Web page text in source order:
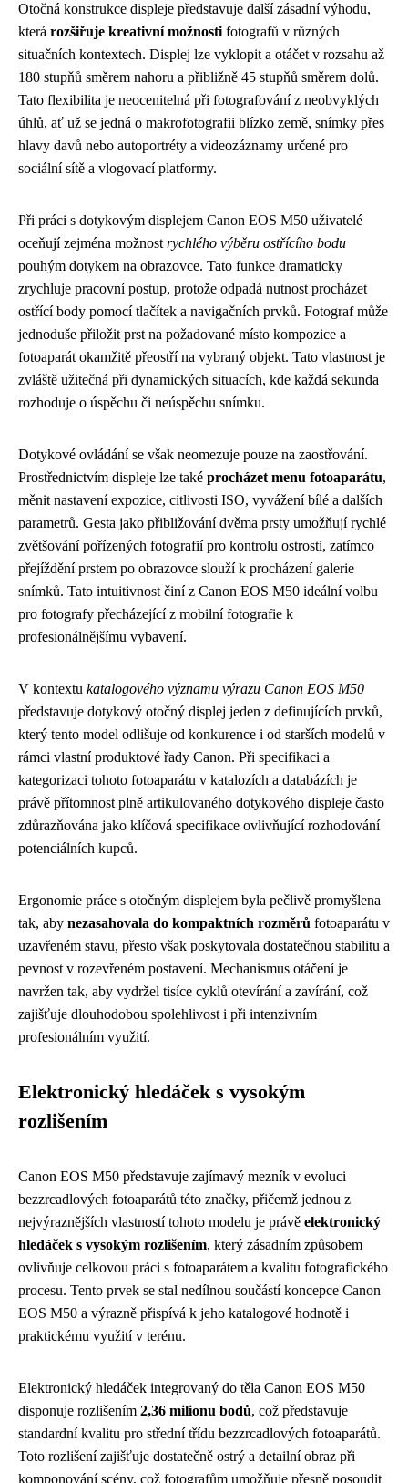
Otočná konstrukce displeje představuje další zásadní výhodu,
která rozšiřuje kreativní možnosti fotografů v různých
situačních kontextech. Displej lze vyklopit a otáčet v rozsahu až
180 stupňů směrem nahoru a přibližně 45 stupňů směrem dolů.
Tato flexibilita je neocenitelná při fotografování z neobvyklých
úhlů, ať už se jedná o makrofotografii blízko země, snímky přes
hlavy davů nebo autoportréty a videozáznamy určené pro
sociální sítě a vlogovací platformy.
Při práci s dotykovým displejem Canon EOS M50 uživatelé
oceňují zejména možnost rychlého výběru ostřícího bodu
pouhým dotykem na obrazovce. Tato funkce dramaticky
zrychluje pracovní postup, protože odpadá nutnost procházet
ostřící body pomocí tlačítek a navigačních prvků. Fotograf může
jednoduše přiložit prst na požadované místo kompozice a
fotoaparát okamžitě přeostří na vybraný objekt. Tato vlastnost je
zvláště užitečná při dynamických situacích, kde každá sekunda
rozhoduje o úspěchu či neúspěchu snímku.
Dotykové ovládání se však neomezuje pouze na zaostřování.
Prostřednictvím displeje lze také procházet menu fotoaparátu,
měnit nastavení expozice, citlivosti ISO, vyvážení bílé a dalších
parametrů. Gesta jako přibližování dvěma prsty umožňují rychlé
zvětšování pořízených fotografií pro kontrolu ostrosti, zatímco
přejíždění prstem po obrazovce slouží k procházení galerie
snímků. Tato intuitivnost činí z Canon EOS M50 ideální volbu
pro fotografy přecházející z mobilní fotografie k
profesionálnějšímu vybavení.
V kontextu katalogového významu výrazu Canon EOS M50
představuje dotykový otočný displej jeden z definujících prvků,
který tento model odlišuje od konkurence i od starších modelů v
rámci vlastní produktové řady Canon. Při specifikaci a
kategorizaci tohoto fotoaparátu v katalozích a databázích je
právě přítomnost plně artikulovaného dotykového displeje často
zdůrazňována jako klíčová specifikace ovlivňující rozhodování
potenciálních kupců.
Ergonomie práce s otočným displejem byla pečlivě promyšlena
tak, aby nezasahovala do kompaktních rozměrů fotoaparátu v
uzavřeném stavu, přesto však poskytovala dostatečnou stabilitu a
pevnost v rozevřeném postavení. Mechanismus otáčení je
navržen tak, aby vydržel tisíce cyklů otevírání a zavírání, což
zajišťuje dlouhodobou spolehlivost i při intenzivním
profesionálním využití.
Elektronický hledáček s vysokým
rozlišením
Canon EOS M50 představuje zajímavý mezník v evoluci
bezzrcadlových fotoaparátů této značky, přičemž jednou z
nejvýraznějších vlastností tohoto modelu je právě elektronický
hledáček s vysokým rozlišením, který zásadním způsobem
ovlivňuje celkovou práci s fotoaparátem a kvalitu fotografického
procesu. Tento prvek se stal nedílnou součástí koncepce Canon
EOS M50 a výrazně přispívá k jeho katalogové hodnotě i
praktickému využití v terénu.
Elektronický hledáček integrovaný do těla Canon EOS M50
disponuje rozlišením 2,36 milionu bodů, což představuje
standardní kvalitu pro střední třídu bezzrcadlových fotoaparátů.
Toto rozlišení zajišťuje dostatečně ostrý a detailní obraz při
komponování scény, což fotografům umožňuje přesně posoudit